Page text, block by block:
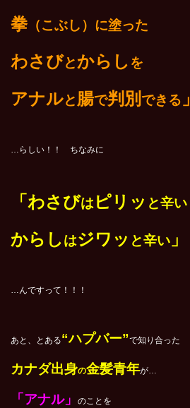
拳 （こぶし）に塗った
わさびとからし を
アナルと腸で判別 できる 」
…らしい！！ ちなみに
「わさびはピリッ と辛い
からしはジワッ と辛い 」
…んですって！！！
あと、とある“ハプバー”で知り合った
カナダ出身の金髪青年が…
「アナル」 のことを